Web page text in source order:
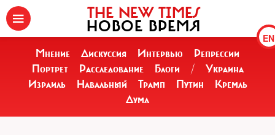
EN
THE NEW TIMES
НОВОЕ ВРЕМЯ
Мнение Дискуссия Интервью
Репрессии
Портрет
Расследование Блоги /
Украина
Израиль
Навальный Трамп Путин
Кремль
Дума